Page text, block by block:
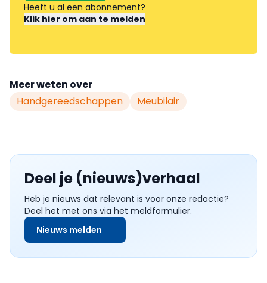
Heeft u al een abonnement?
Klik hier om aan te melden
Meer weten over
Handgereedschappen
Meubilair
Deel je (nieuws)verhaal
Heb je nieuws dat relevant is voor onze redactie?
Deel het met ons via het meldformulier.
Nieuws melden